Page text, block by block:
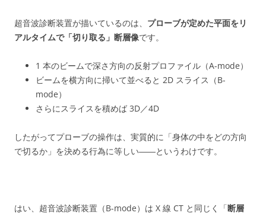
超音波診断装置が描いているのは、 プローブが定めた平面をリ
アルタイムで「切り取る」断層像です。
1 本のビームで深さ方向の反射プロファイル（A-mode）
ビームを横方向に掃いて並べると 2D スライス（B-
mode）
さらにスライスを積めば 3D／4D
したがってプローブの操作は、実質的に「身体の中をどの方向
で切るか」を決める行為に等しい――というわけです。
はい、超音波診断装置（B-mode）は X 線 CT と同じく「断層